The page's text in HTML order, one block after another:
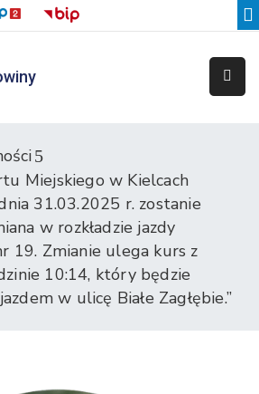
Miejskiego w Kielcach
31.03.2025 r. zostanie
w rozkładzie jazdy
19. Zmianie ulega kurs z
10:14, który będzie
w ulicę Białe Zagłębie.”